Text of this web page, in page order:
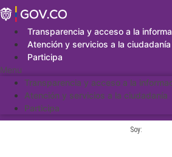
Saltar
al
contenidoTransparencia y acceso a la
Atención y servicios a la ciudadanía
Participa
Menu
Transparencia y acceso a la
Atención y servicios a la ciudadanía
Participa
Soy: